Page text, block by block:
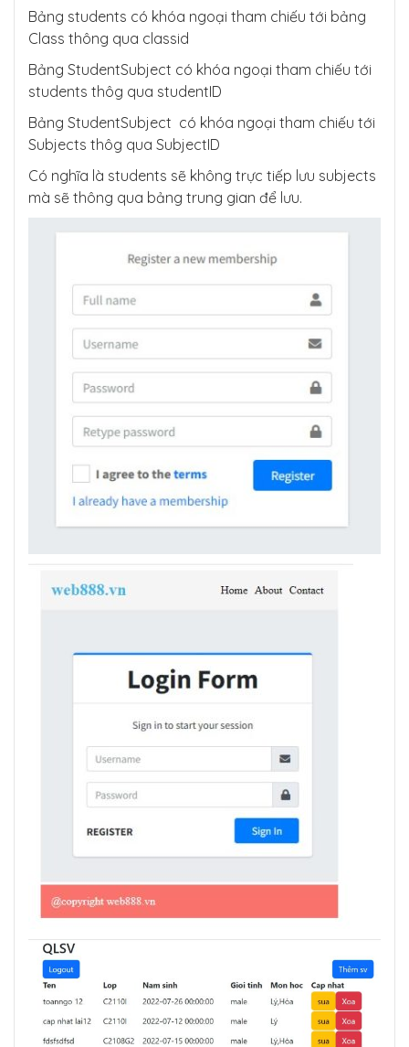
Bảng students có khóa ngoại tham chiếu tới bảng
Class thông qua classid
Bảng StudentSubject có khóa ngoại tham chiếu tới
students thôg qua studentID
Bảng StudentSubject có khóa ngoại tham chiếu tới
Subjects thôg qua SubjectID
Có nghĩa là students sẽ không trực tiếp lưu subjects
mà sẽ thông qua bảng trung gian để lưu.